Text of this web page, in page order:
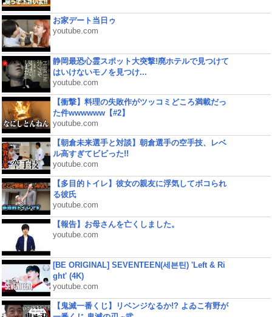
お家デート当日ゥ
youtube.com
静岡最恐心霊スポット大突撃!廃ホテルで見つけて
はいけないモノを見つけ...
youtube.com
【衝撃】料理の失敗作がツッコミどころ満載だっ
た件wwwwww【#2】
youtube.com
【朝倉未来選手と対談】朝倉選手の空手技、レベ
ル高すぎてビビった!!
youtube.com
【多目的トイレ】彼女の親友に浮気してボコられ
る彼氏
youtube.com
【報告】お母さんを亡くしました。
youtube.com
[BE ORIGINAL] SEVENTEEN(세븐틴) 'Left & Ri
ght' (4K)
youtube.com
【鬼滅一番くじ】リベンジなるか!? よゐこ有野が